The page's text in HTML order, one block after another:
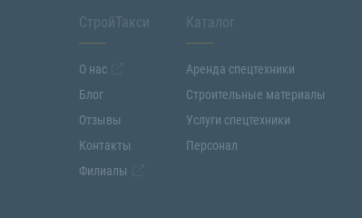
СтройТакси
О нас
Блог
Отзывы
Контакты
Филиалы
Каталог
Аренда спецтехники
Строительные материалы
Услуги спецтехники
Персонал